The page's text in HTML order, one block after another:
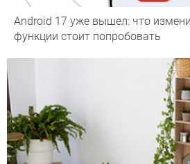
Android 17 уже вышел: что
функции стоит попробовать